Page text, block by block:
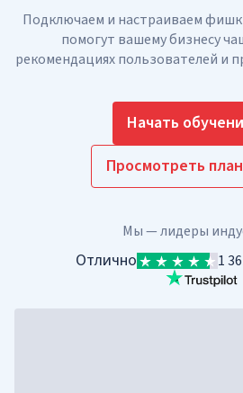
Подключаем и настраиваем
помогут вашему бизнесу
рекомендациях пользователей и
Начать
Просмотреть
Мы — лидеры
Отлично 1